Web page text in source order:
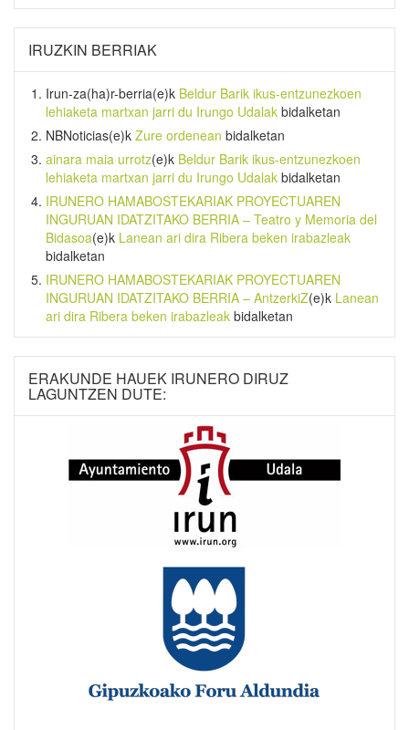
IRUZKIN BERRIAK
Irun-za(ha)r-berria(e)k Beldur Barik ikus-entzunezkoen
lehiaketa martxan jarri du Irungo Udalak bidalketan
NBNoticias(e)k Zure ordenean bidalketan
ainara maia urrotz(e)k Beldur Barik ikus-entzunezkoen
lehiaketa martxan jarri du Irungo Udalak bidalketan
IRUNERO HAMABOSTEKARIAK PROYECTUAREN
INGURUAN IDATZITAKO BERRIA – Teatro y Memoria del
Bidasoa(e)k Lanean ari dira Ribera beken irabazleak
bidalketan
IRUNERO HAMABOSTEKARIAK PROYECTUAREN
INGURUAN IDATZITAKO BERRIA – AntzerkiZ(e)k Lanean
ari dira Ribera beken irabazleak bidalketan
ERAKUNDE HAUEK IRUNERO DIRUZ
LAGUNTZEN DUTE: